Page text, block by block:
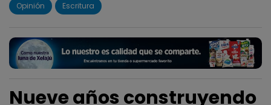
Opinión Escritura
Nueve años construyendo